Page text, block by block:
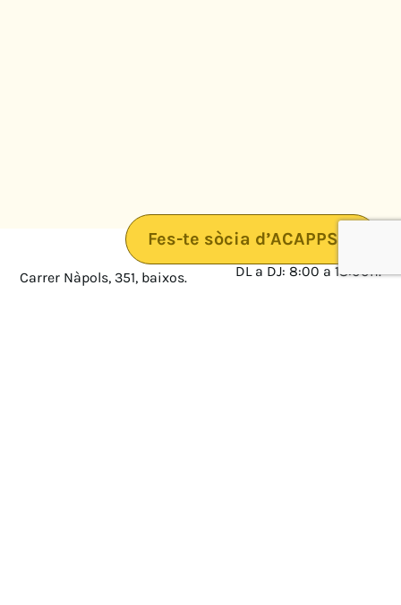
Fes-te sòcia d’ACAPPS
Carrer Nàpols, 351, baixos.
08025 · Barcelona
DL a DJ: 8:00 a 18:00h.